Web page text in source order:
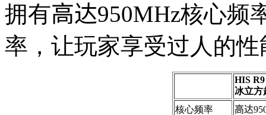
拥有高达950MHz核心频
率，让玩家享受过人的性
HIS
冰立方
核心频率
高达